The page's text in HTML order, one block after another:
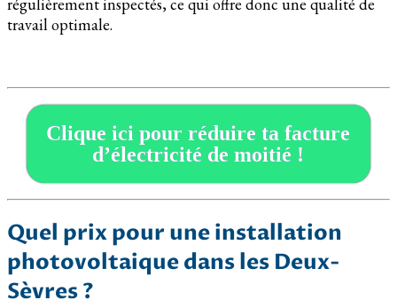
régulièrement inspectés, ce qui offre donc une qualité de
travail optimale.
Clique ici pour réduire ta facture
d’électricité de moitié !
Quel prix pour une installation
photovoltaique dans les Deux-
Sèvres ?